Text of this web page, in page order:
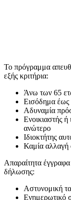
Το πρόγραμμα
εξής κριτήρια:
Άνω των 65
Εισόδημα έως
Αδυναμία
Ενοικιαστής ή
ανώτερο
Ιδιοκτήτης
Καμία αλλαγή
Απαραίτητα
δήλωσης:
Αστυνομική
Ενημερωτικό